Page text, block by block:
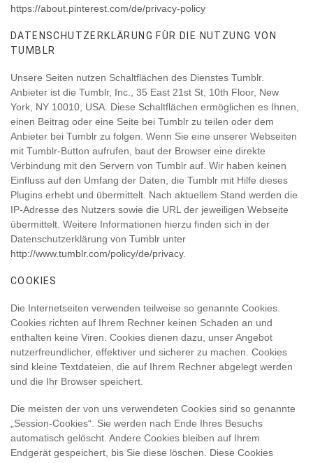
https://about.pinterest.com/de/privacy-policy
DATENSCHUTZERKLÄRUNG FÜR DIE NUTZUNG VON
TUMBLR
Unsere Seiten nutzen Schaltflächen des Dienstes Tumblr.
Anbieter ist die Tumblr, Inc., 35 East 21st St, 10th Floor, New
York, NY 10010, USA. Diese Schaltflächen ermöglichen es Ihnen,
einen Beitrag oder eine Seite bei Tumblr zu teilen oder dem
Anbieter bei Tumblr zu folgen. Wenn Sie eine unserer Webseiten
mit Tumblr-Button aufrufen, baut der Browser eine direkte
Verbindung mit den Servern von Tumblr auf. Wir haben keinen
Einfluss auf den Umfang der Daten, die Tumblr mit Hilfe dieses
Plugins erhebt und übermittelt. Nach aktuellem Stand werden die
IP-Adresse des Nutzers sowie die URL der jeweiligen Webseite
übermittelt. Weitere Informationen hierzu finden sich in der
Datenschutzerklärung von Tumblr unter
http://www.tumblr.com/policy/de/privacy.
COOKIES
Die Internetseiten verwenden teilweise so genannte Cookies.
Cookies richten auf Ihrem Rechner keinen Schaden an und
enthalten keine Viren. Cookies dienen dazu, unser Angebot
nutzerfreundlicher, effektiver und sicherer zu machen. Cookies
sind kleine Textdateien, die auf Ihrem Rechner abgelegt werden
und die Ihr Browser speichert.
Die meisten der von uns verwendeten Cookies sind so genannte
„Session-Cookies“. Sie werden nach Ende Ihres Besuchs
automatisch gelöscht. Andere Cookies bleiben auf Ihrem
Endgerät gespeichert, bis Sie diese löschen. Diese Cookies